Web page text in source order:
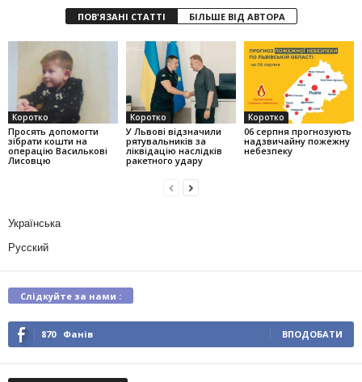
ПОВ'ЯЗАНІ СТАТТІ БІЛЬШЕ ВІД АВТОРА
Коротко
Просять допомогти
зібрати кошти на
операцію Василькові
Лисовцю
Коротко
У Львові відзначили
рятувальників за
ліквідацію наслідків
ракетного удару
Коротко
06 серпня прогнозують
надзвичайну пожежну
небезпеку
Українська
Русский
Слідкуйте за нами :
870 Фанів ВПОДОБАТИ